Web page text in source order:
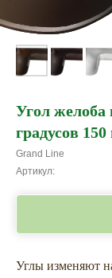
Угол
градусов
Grand Line
Артикул:
Углы изменяют